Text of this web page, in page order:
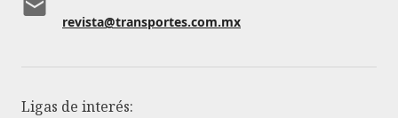
revista@transportes.com.mx
Ligas de interés: